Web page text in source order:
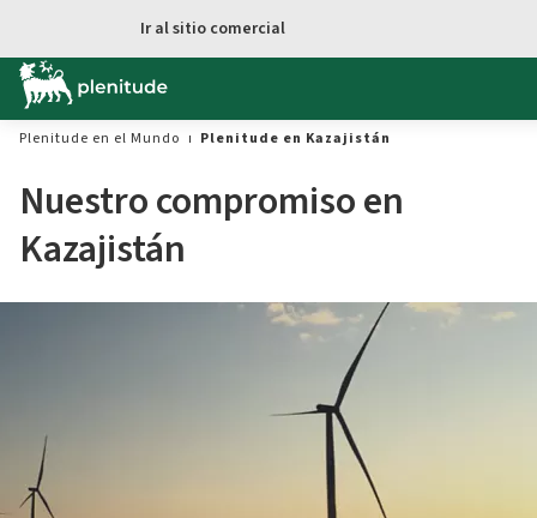
Ir al sitio comercial
Plenitude en el Mundo Plenitude en Kazajistán
Nuestro compromiso en
Kazajistán